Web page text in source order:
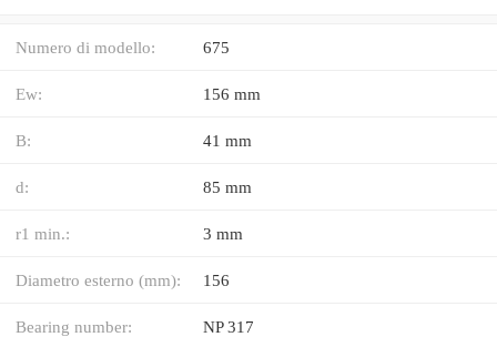
Numero di modello: 675
Ew: 156 mm
B: 41 mm
d: 85 mm
r1 min.: 3 mm
Diametro esterno (mm): 156
Bearing number: NP 317